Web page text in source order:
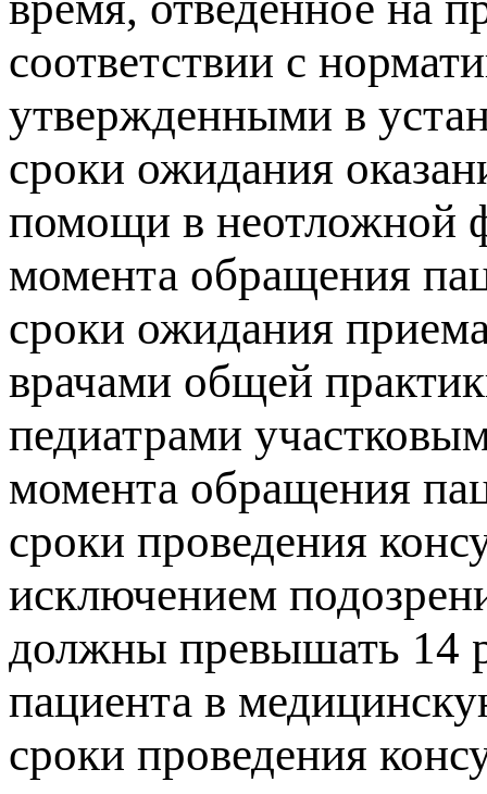
соответствии с
утвержденными в
сроки ожидания
помощи в неотложной
момента обращения
сроки ожидания
врачами общей
педиатрами
момента обращения
сроки проведения
исключением
должны превышать 14
пациента в
сроки проведения